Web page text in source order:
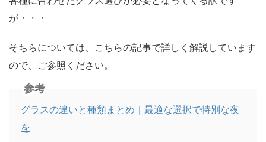
が・・・
そちらについては、こちらの記事で詳しく解説しています
ので、ご参照ください。
参考
グラスの違いと種類まとめ｜最適な選択で特別な夜
を